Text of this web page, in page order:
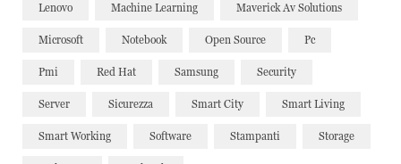
Lenovo Machine Learning Maverick Av Solutions
Microsoft Notebook Open Source Pc
Pmi Red Hat Samsung Security
Server Sicurezza Smart City Smart Living
Smart Working Software Stampanti Storage